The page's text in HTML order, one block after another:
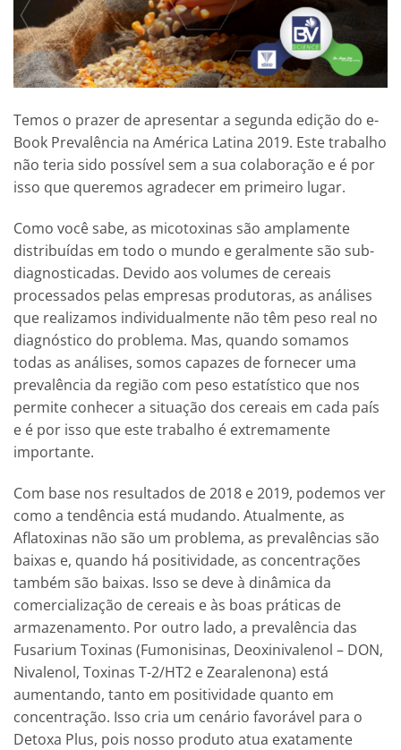
Temos o prazer de apresentar a segunda edição do e-
Book Prevalência na América Latina 2019. Este trabalho
não teria sido possível sem a sua colaboração e é por
isso que queremos agradecer em primeiro lugar.
Como você sabe, as micotoxinas são amplamente
distribuídas em todo o mundo e geralmente são sub-
diagnosticadas. Devido aos volumes de cereais
processados ​​pelas empresas produtoras, as análises
que realizamos individualmente não têm peso real no
diagnóstico do problema. Mas, quando somamos
todas as análises, somos capazes de fornecer uma
prevalência da região com peso estatístico que nos
permite conhecer a situação dos cereais em cada país
e é por isso que este trabalho é extremamente
importante.
Com base nos resultados de 2018 e 2019, podemos ver
como a tendência está mudando. Atualmente, as
Aflatoxinas não são um problema, as prevalências são
baixas e, quando há positividade, as concentrações
também são baixas. Isso se deve à dinâmica da
comercialização de cereais e às boas práticas de
armazenamento. Por outro lado, a prevalência das
Fusarium Toxinas (Fumonisinas, Deoxinivalenol – DON,
Nivalenol, Toxinas T-2/HT2 e Zearalenona) está
aumentando, tanto em positividade quanto em
concentração. Isso cria um cenário favorável para o
Detoxa Plus, pois nosso produto atua exatamente